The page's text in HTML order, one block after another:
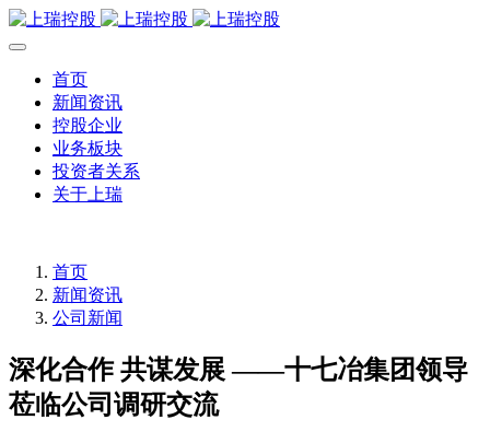
首页
新闻资讯
控股企业
业务板块
投资者关系
关于上瑞
首页
新闻资讯
公司新闻
深化合作 共谋发展 ——十七冶集团领导
莅临公司调研交流